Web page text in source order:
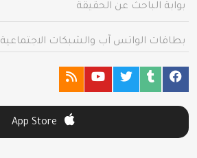
بوابة الباحث عن الحقيقة
بطاقات الواتس آب والشبكات الاجتماعية